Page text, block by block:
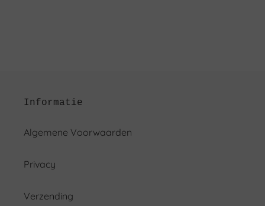
Informatie
Algemene Voorwaarden
Privacy
Verzending